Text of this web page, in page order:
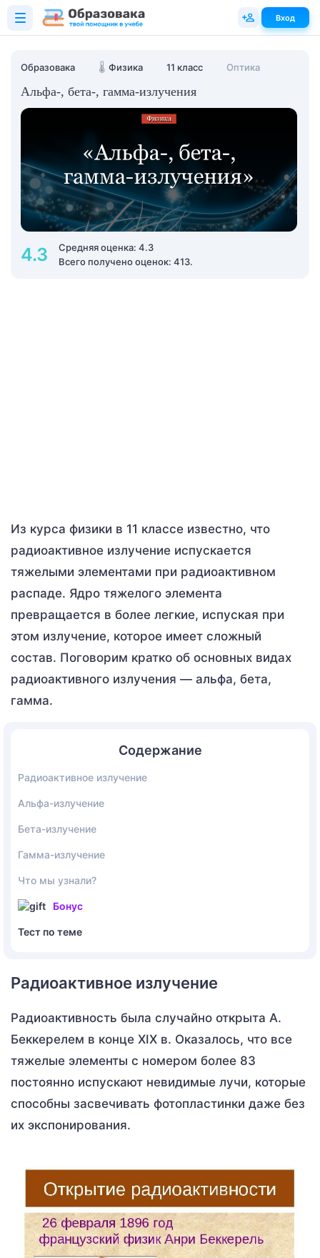
Образовака 🌡️ Физика 11 класс Оптика
Альфа-, бета-, гамма-излучения
4.3
Средняя оценка: 4.3
Всего получено оценок: 413.
Из курса физики в 11 классе известно, что
радиоактивное излучение испускается
тяжелыми элементами при радиоактивном
распаде. Ядро тяжелого элемента
превращается в более легкие, испуская при
этом излучение, которое имеет сложный
состав. Поговорим кратко об основных видах
радиоактивного излучения — альфа, бета,
гамма.
Содержание
Радиоактивное излучение
Альфа-излучение
Бета-излучение
Гамма-излучение
Что мы узнали?
Бонус
Тест по теме
Радиоактивное излучение
Радиоактивность была случайно открыта А.
Беккерелем в конце XIX в. Оказалось, что все
тяжелые элементы с номером более 83
постоянно испускают невидимые лучи, которые
способны засвечивать фотопластинки даже без
их экспонирования.
Вход